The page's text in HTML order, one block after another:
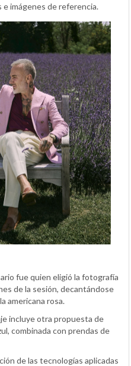
imágenes de referencia.
fue quien eligió la fotografía
de la sesión, decantándose
americana rosa.
incluye otra propuesta de
combinada con prendas de
de las tecnologías aplicadas